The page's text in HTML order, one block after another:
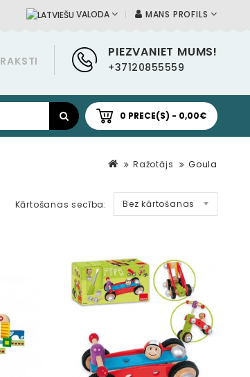
MANS PROFILS
VALODA
PIEZVANIET MUMS!
+37120855559
RAKSTI
0 PRECE(S) - 0,00€
Ražotājs Goula
Kārtošanas secība: Bez kārtošanas